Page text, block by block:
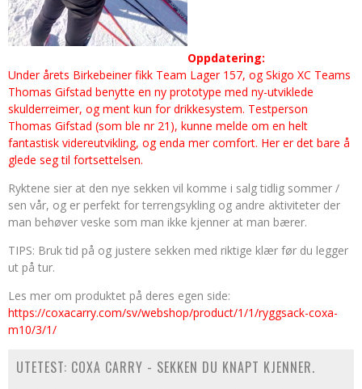
Oppdatering:
Under årets Birkebeiner fikk Team Lager 157, og Skigo XC Teams
Thomas Gifstad benytte en ny prototype med ny-utviklede
skulderreimer, og ment kun for drikkesystem. Testperson
Thomas Gifstad (som ble nr 21), kunne melde om en helt
fantastisk videreutvikling, og enda mer comfort. Her er det bare å
glede seg til fortsettelsen.
Ryktene sier at den nye sekken vil komme i salg tidlig sommer /
sen vår, og er perfekt for terrengsykling og andre aktiviteter der
man behøver veske som man ikke kjenner at man bærer.
TIPS: Bruk tid på og justere sekken med riktige klær før du legger
ut på tur.
Les mer om produktet på deres egen side:
https://coxacarry.com/sv/webshop/product/1/1/ryggsack-coxa-
m10/3/1/
UTETEST: COXA CARRY - SEKKEN DU KNAPT KJENNER.